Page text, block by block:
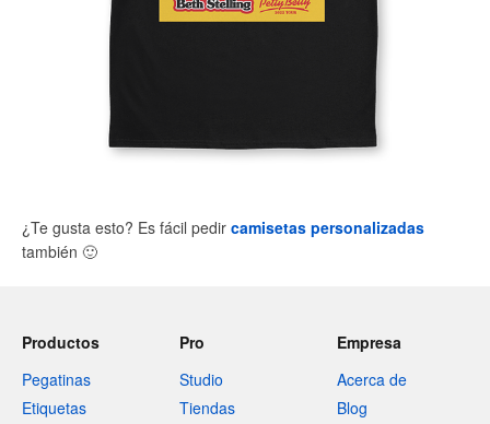
¿Te gusta esto? Es fácil pedir camisetas personalizadas
también 🙂
Productos
Pegatinas
Etiquetas
Pro
Studio
Tiendas
Empresa
Acerca de
Blog